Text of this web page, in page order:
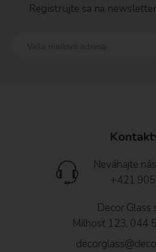
Registrujte sa na
Neváhajte
+421
Decor Glass
Milhosť 123, 044